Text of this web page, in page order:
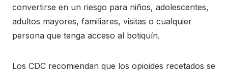
convertirse en un riesgo para niños, adolescentes,
adultos mayores, familiares, visitas o cualquier
persona que tenga acceso al botiquín.
Los CDC recomiendan que los opioides recetados se